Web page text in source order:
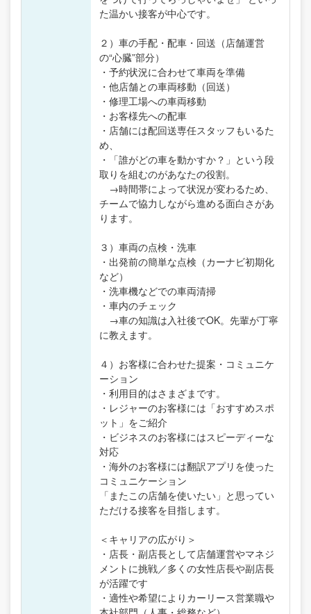
た温かい接客が中心です。
２）車の手配・配車・回送（店舗運営
の“心臓”部分）
・予約状況に合わせて車両を準備
・他店舗との車両移動（回送）
・修理工場への車両移動
・お客様先への配車
・店舗には配回送専任スタッフもいるた
め、
・「誰がどの車を動かすか？」という段
取りを組むのがあなたの役割。
→時間帯によって状況が変わるため、
チームで協力しながら進める面白さがあ
ります。
３）車両の点検・洗車
・出発前の簡単な点検（カーナビ初期化
など）
・洗車機などでの車両清掃
・車内のチェック
→車の知識は入社後でOK。先輩が丁寧
に教えます。
４）お客様に合わせた提案・コミュニケ
ーション
・利用目的はさまざまです。
・レジャーのお客様には「おすすめスポ
ット」をご紹介
・ビジネスのお客様にはスピーディーな
対応
・海外のお客様には翻訳アプリを使った
コミュニケーション
「またこの店舗を使いたい」と思ってい
ただける接客を目指します。
＜キャリアの広がり＞
・店長・副店長として店舗運営やマネジ
メントに挑戦／多くの女性店長や副店長
が活躍です
・適性や希望によりカーリース営業職や